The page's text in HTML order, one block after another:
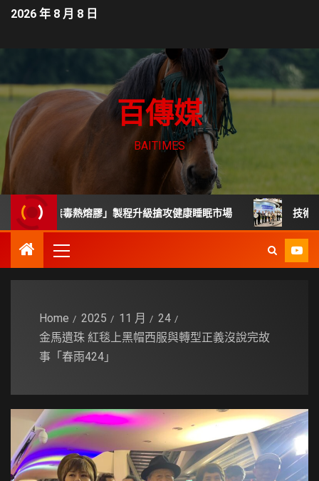
2026 年 8 月 8 日
百傳媒
BAITIMES
「無毒熱熔膠」製程升級搶攻健康睡眠市場 技術司展30
Home 2025 11 月
24
金馬遺珠 紅毯上黑帽西服與轉型正義沒說完故
事「春雨424」